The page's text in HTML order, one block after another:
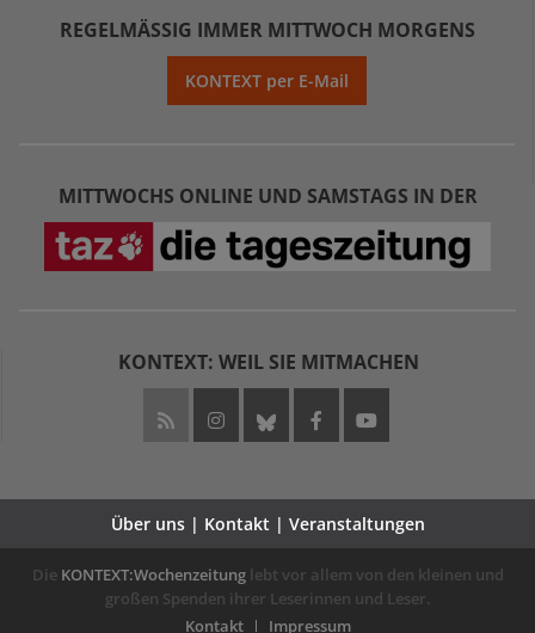
REGELMÄSSIG IMMER MITTWOCH MORGENS
KONTEXT per E-Mail
MITTWOCHS ONLINE UND SAMSTAGS IN DER
KONTEXT: WEIL SIE MITMACHEN
Über uns | Kontakt | Veranstaltungen
Die KONTEXT:Wochenzeitunglebt vor allem von den kleinen und
großen Spenden ihrer Leserinnen und Leser.
Kontakt
Impressum